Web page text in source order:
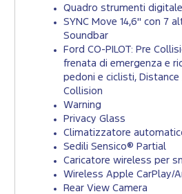
Quadro strumenti
SYNC Move 14,6" con 7
Soundbar
Ford CO-PILOT: Pre
frenata di emergenza e
pedoni e ciclisti, Distance
Collision
Warning
Privacy Glass
Climatizzatore
Sedili Sensico® Partial
Caricatore wireless per
Wireless Apple CarPlay/
Rear View Camera